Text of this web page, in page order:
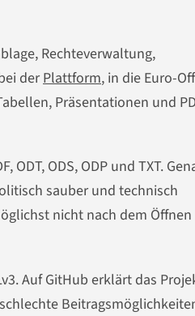
Rechteverwaltung,
derPlattform, in die Euro-
Präsentationen und
ODS, ODP und TXT.
sauber und technisch
nicht nach dem Öffnen
Auf GitHub erklärt das